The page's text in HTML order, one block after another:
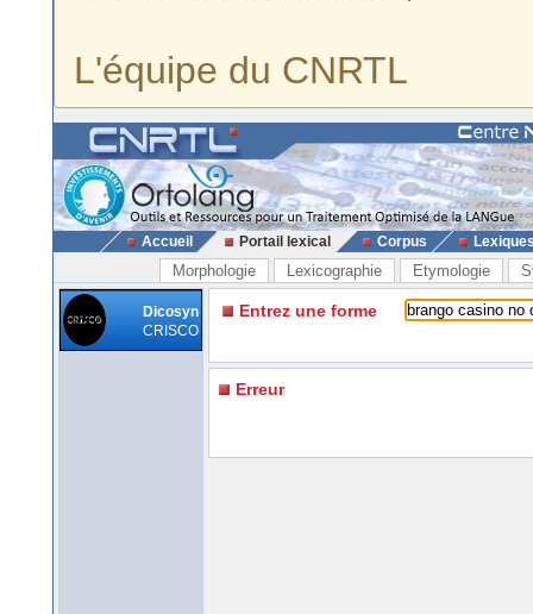
L'équipe du CNRTL
Accueil Portail lexical Corpus
Morphologie Lexicographie Etymologie
Dicosyn
CRISCO
Entrez une forme
Erreur